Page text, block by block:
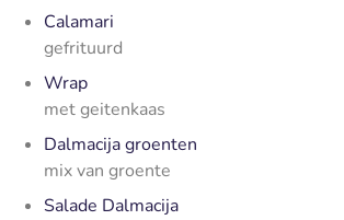
Calamari
gefrituurd
Wrap
met geitenkaas
Dalmacija groenten
mix van groente
Salade Dalmacija